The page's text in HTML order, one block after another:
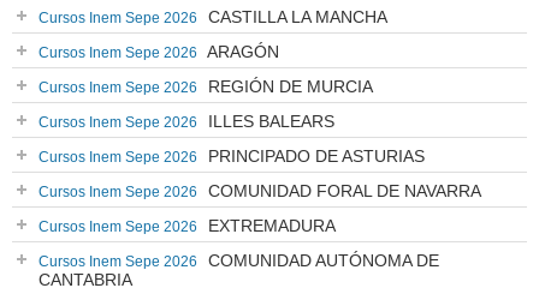
Cursos Inem Sepe 2026 CASTILLA LA MANCHA
Cursos Inem Sepe 2026 ARAGÓN
Cursos Inem Sepe 2026 REGIÓN DE MURCIA
Cursos Inem Sepe 2026 ILLES BALEARS
Cursos Inem Sepe 2026 PRINCIPADO DE ASTURIAS
Cursos Inem Sepe 2026 COMUNIDAD FORAL DE NAVARRA
Cursos Inem Sepe 2026 EXTREMADURA
Cursos Inem Sepe 2026
COMUNIDAD AUTÓNOMA DE
CANTABRIA